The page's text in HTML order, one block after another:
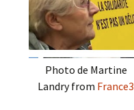
Photo de Martine
Landry from France3